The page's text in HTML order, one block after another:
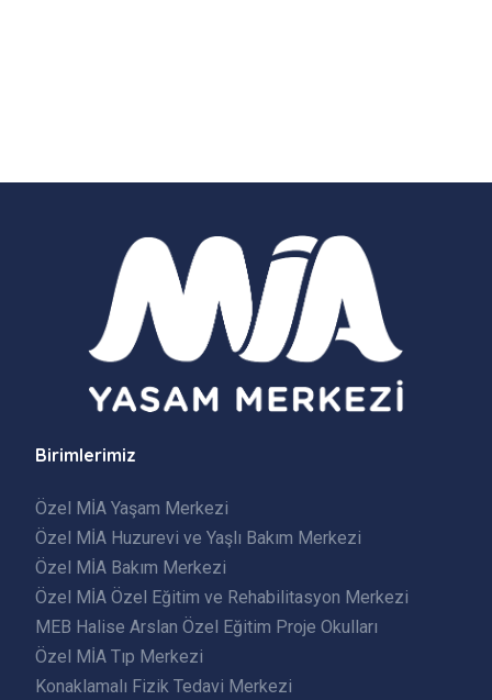
Birimlerimiz
Özel MİA Yaşam Merkezi
Özel MİA Huzurevi ve Yaşlı Bakım Merkezi
Özel MİA Bakım Merkezi
Özel MİA Özel Eğitim ve Rehabilitasyon Merkezi
MEB Halise Arslan Özel Eğitim Proje Okulları
Özel MİA Tıp Merkezi
Konaklamalı Fizik Tedavi Merkezi